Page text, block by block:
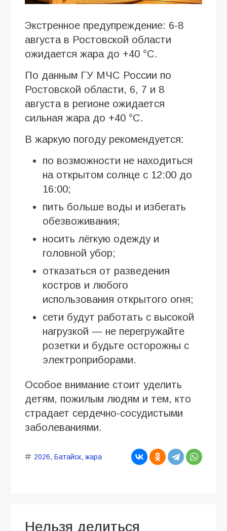
Экстренное предупреждение: 6-8
августа в Ростовской области
ожидается жара до +40 °C.
По данным ГУ МЧС России по
Ростовской области, 6, 7 и 8
августа в регионе ожидается
сильная жара до +40 °C.
В жаркую погоду рекомендуется:
по возможности не находиться
на открытом солнце с 12:00 до
16:00;
пить больше воды и избегать
обезвоживания;
носить лёгкую одежду и
головной убор;
отказаться от разведения
костров и любого
использования открытого огня;
сети будут работать с высокой
нагрузкой — не перегружайте
розетки и будьте осторожны с
электроприборами.
Особое внимание стоит уделить
детям, пожилым людям и тем, кто
страдает сердечно-сосудистыми
заболеваниями.
2026, Батайск, жара
Нельзя делиться